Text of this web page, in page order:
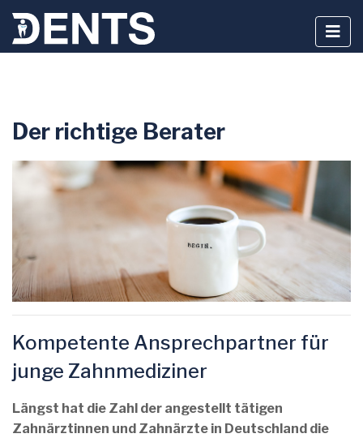
Inhalt
Der richtige Berater
Kompetente Ansprechpartner für
junge Zahnmediziner
Längst hat die Zahl der angestellt tätigen
Zahnärztinnen und Zahnärzte in Deutschland die